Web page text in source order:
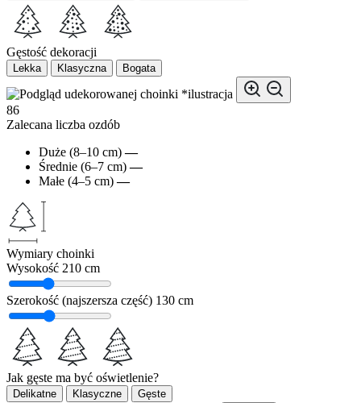
Gęstość dekoracji
Lekka Klasyczna Bogata
*ilustracja
86
Zalecana liczba ozdób
Duże (8–10 cm) —
Średnie (6–7 cm) —
Małe (4–5 cm) —
Wymiary choinki
Wysokość 210 cm
Szerokość (najszersza część) 130 cm
Jak gęste ma być oświetlenie?
Delikatne Klasyczne Gęste